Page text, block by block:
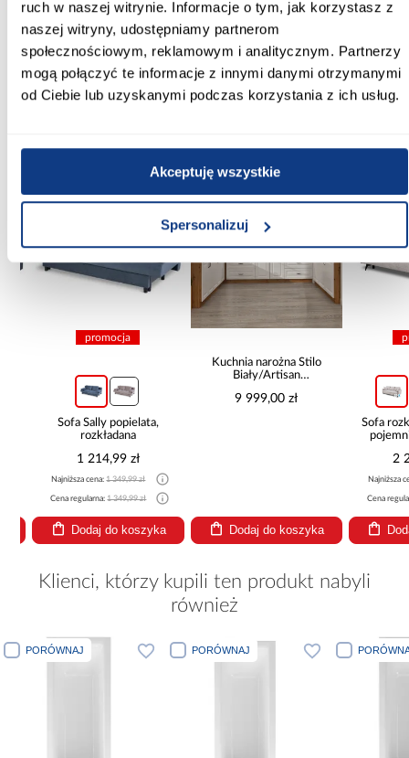
ruch w naszej witrynie. Informacje o tym, jak korzystasz z
naszej witryny, udostępniamy partnerom
społecznościowym, reklamowym i analitycznym. Partnerzy
mogą połączyć te informacje z innymi danymi otrzymanymi
od Ciebie lub uzyskanymi podczas korzystania z ich usług.
Akceptuję wszystkie
Spersonalizuj
Syfon w komplecie:
Inni Klienci sprawdzali również
promocja
Sofa Sally popielata,
rozkładana
1 214,99 zł
Najniższa cena:1 349,99 zł
Cena regularna:1 349,99 zł
Dodaj do koszyka
Kuchnia narożna Stilo
Biały/Artisan
9 999,00 zł
Dodaj do koszyka
Sofa
2
Najniższa
Cena
Klienci, którzy kupili ten produkt nabyli
również
PORÓWNAJ PORÓWNAJ